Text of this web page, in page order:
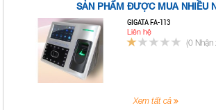
SẢN PHẨM ĐƯỢC MUA NHIỀU
GIGATA FA-113
Liên hệ
(0 Nhận
Xem tất cả